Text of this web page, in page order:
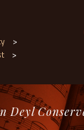
>
>
Deyl